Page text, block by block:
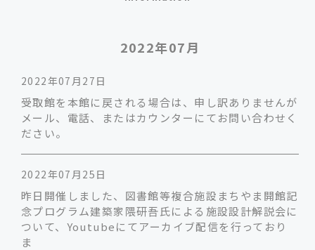
2022年07月
2022年07月27日
受取館を本館に戻される場合は、申し訳ありませんが
メール、電話、またはカウンターにてお問い合わせく
ださい。
2022年07月25日
昨日開催しました、図書館等複合施設まちやま開館記
念プログラム建築家隈研吾氏による施設設計解説会に
ついて、Youtubeにてアーカイブ配信を行っており
ま